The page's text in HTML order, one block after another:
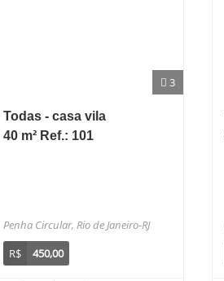
3
Todas - casa vila
40 m² Ref.: 101
Penha Circular, Rio de Janeiro-RJ
R$
450,00